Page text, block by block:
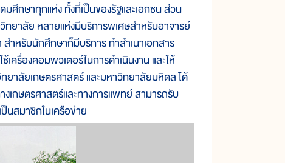
ษาทุกแห่ง ทั้งที่เป็นของรัฐและเอกชน ส่วน
ยาลัย หลายแห่งมีบริการพิเศษสำหรับอาจารย์
สำหรับนักศึกษาก็มีบริการ ทำสำเนาเอกสาร
เครื่องคอมพิวเตอร์ในการดำเนินงาน และให้
ยาลัยเกษตรศาสตร์ และมหาวิทยาลัยมหิดล ได้
งเกษตรศาสตร์และทางการแพทย์ สามารถรับ
นสมาชิกในเครือข่าย